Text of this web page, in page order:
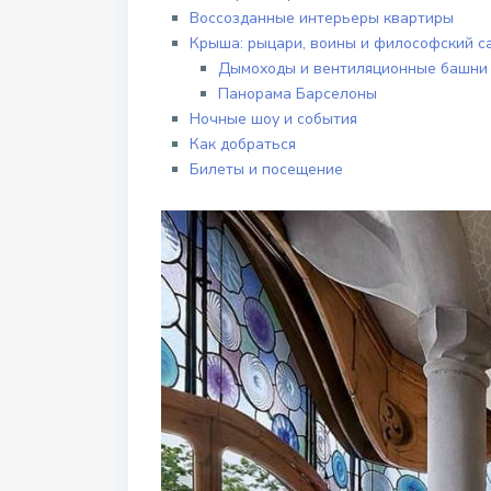
Воссозданные интерьеры квартиры
Крыша: рыцари, воины и философский
Дымоходы и вентиляционные башни
Панорама Барселоны
Ночные шоу и события
Как добраться
Билеты и посещение